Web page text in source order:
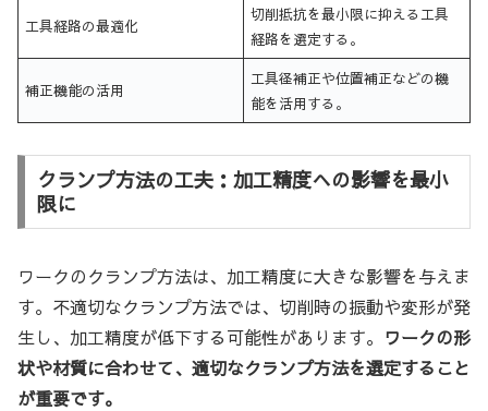
工具経路の最適化
切削抵抗を最小限に抑える工具
経路を選定する。
補正機能の活用
工具径補正や位置補正などの機
能を活用する。
クランプ方法の工夫：加工精度への影響を最小
限に
ワークのクランプ方法は、加工精度に大きな影響を与えま
す。不適切なクランプ方法では、切削時の振動や変形が発
生し、加工精度が低下する可能性があります。 ワークの形
状や材質に合わせて、適切なクランプ方法を選定すること
が重要です。